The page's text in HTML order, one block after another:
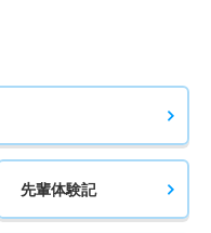
先輩体験記